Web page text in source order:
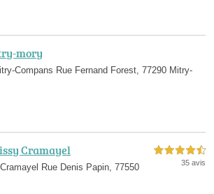
mory
Compans Rue Fernand Forest, 77290 Mitry-
Cramayel
Rue Denis Papin, 77550
4,5 étoiles sur 5
35 avis